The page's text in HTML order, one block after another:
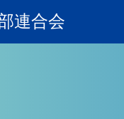
連合会